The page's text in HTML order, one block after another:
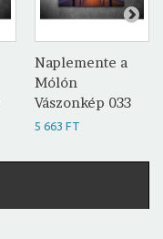
Naplemente a
Mólón
Vászonkép 033
5 663 FT